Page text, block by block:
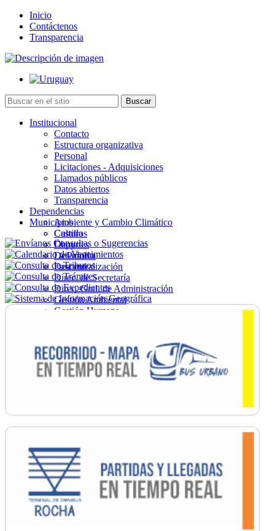
Inicio
Contáctenos
Transparencia
Institucional
Contacto
Estructura organizativa
Personal
Licitaciones - Adquisiciones
Llamados públicos
Datos abiertos
Transparencia
Dependencias
Ambiente y Cambio Climático
Cultura
Deportes
Desarrollo
Descentralización
Direc. de Secretaría
Direc. Gral. de Administración
Gestión Ambiental
Gestión Humana
Ordenamiento
Promoción Social
Salud
Secretaría General
Municipios
Castillos
Chuy
La Paloma
Lascano